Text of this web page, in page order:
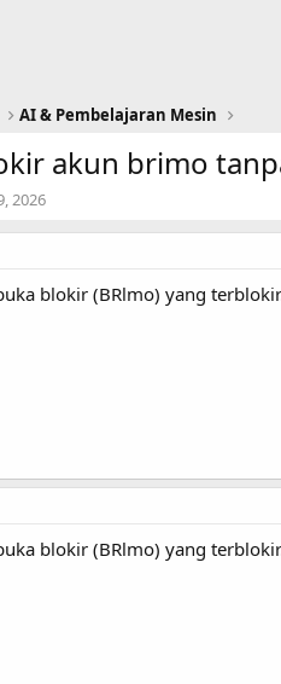
AI & Pembelajaran Mesin
akun brimo
2026
blokir (BRlmo) yang
blokir (BRlmo) yang